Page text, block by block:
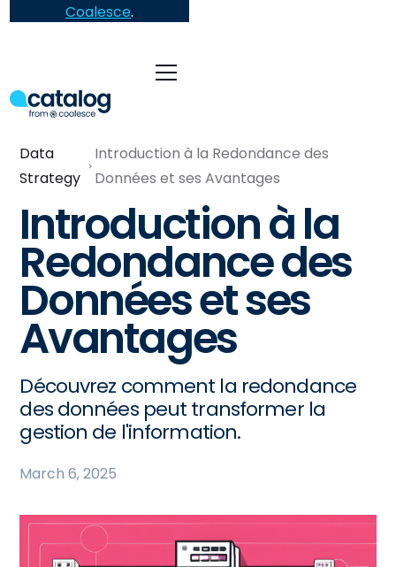
Coalesce.
Data
Strategy
Introduction à la Redondance des
Données et ses Avantages
Introduction à la
Redondance des
Données et ses
Avantages
Découvrez comment la redondance
des données peut transformer la
gestion de l'information.
March 6, 2025